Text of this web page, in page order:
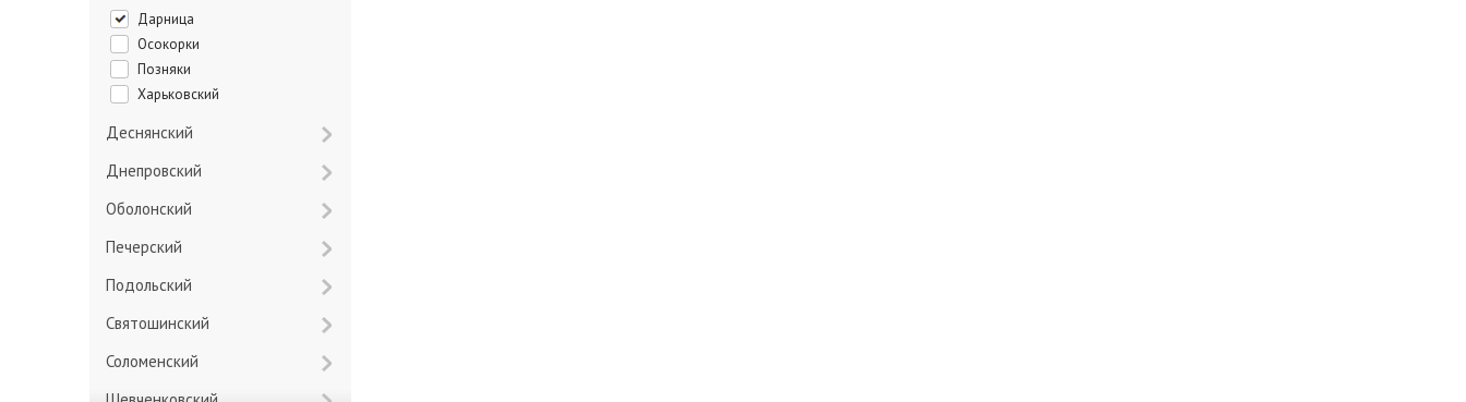
Дарница
Осокорки
Позняки
Харьковский
Деснянский
Днепровский
Оболонский
Печерский
Подольский
Святошинский
Соломенский